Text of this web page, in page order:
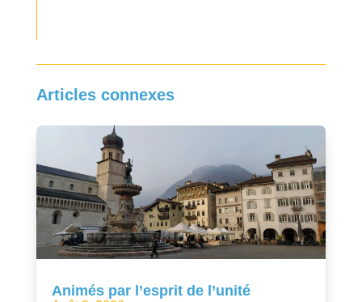
Articles connexes
Animés par l’esprit de l’unité